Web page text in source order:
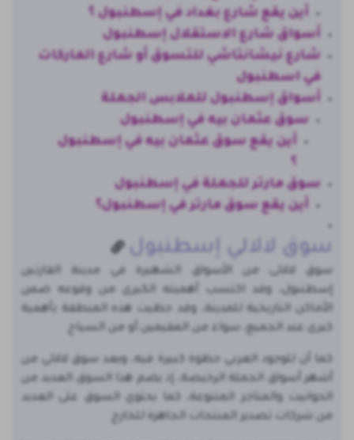
أين يقع شارع بغداد في إسطنبول ؟
أسواق شارع الاستقلال إسطنبول
شارع نيشانتاشي للتسوق أو شارع الماركات
في اسطنبول
أسواق إسطنبول للملابس الجملة
سوق عثمان بيه في إسطنبول
أين يقع سوق عثمان بيه في إسطنبول
؟
سوق مارتر للجملة في إسطنبول
أين يقع سوق مارتر في إسطنبول؟
سوق لالالي إسطنبول
سوق لالالى من الأسواق الشهيرة في مدينة القارتين
إسطنبول، وقد اكتسب أهميته الكبرى من وقوعه ضمن
الأماكن التاريخية للمدينة، وقد حظيت هذه المنطقة بأهمية
كبرى عند الجميع، سواء من المقيمين أو من السياح
كما أن للوجود العربي حظوة كبيرة فيه، ويعد سوق لالالي من
أشهر أسواق الجملة الرخيصة، إذ يضم هذا السوق العديد من
الحوانيت والمتاجر المتنوعة، كما يحتوي السوق على العديد
من شركات تصدير المنتجات الجاهزة للخارج